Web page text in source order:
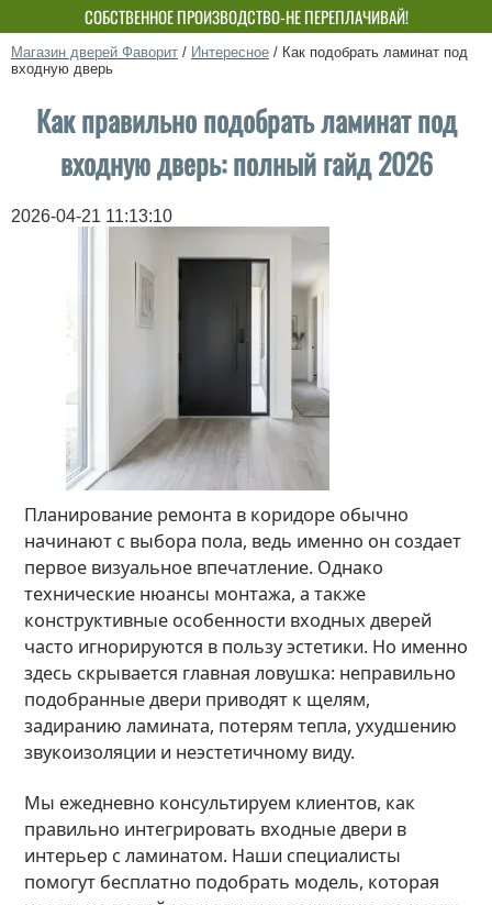
СОБСТВЕННОЕ ПРОИЗВОДСТВО-НЕ ПЕРЕПЛАЧИВАЙ!
Магазин дверей Фаворит / Интересное / Как подобрать ламинат под
входную дверь
Как правильно подобрать ламинат под
входную дверь: полный гайд 2026
2026-04-21 11:13:10
Планирование ремонта в коридоре обычно
начинают с выбора пола, ведь именно он создает
первое визуальное впечатление. Однако
технические нюансы монтажа, а также
конструктивные особенности входных дверей
часто игнорируются в пользу эстетики. Но именно
здесь скрывается главная ловушка: неправильно
подобранные двери приводят к щелям,
задиранию ламината, потерям тепла, ухудшению
звукоизоляции и неэстетичному виду.
Мы ежедневно консультируем клиентов, как
правильно интегрировать входные двери в
интерьер с ламинатом. Наши специалисты
помогут бесплатно подобрать модель, которая